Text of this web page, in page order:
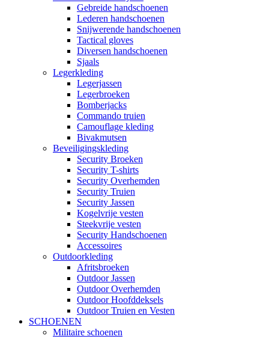
Gebreide handschoenen
Lederen handschoenen
Snijwerende handschoenen
Tactical gloves
Diversen handschoenen
Sjaals
Legerkleding
Legerjassen
Legerbroeken
Bomberjacks
Commando truien
Camouflage kleding
Bivakmutsen
Beveiligingskleding
Security Broeken
Security T-shirts
Security Overhemden
Security Truien
Security Jassen
Kogelvrije vesten
Steekvrije vesten
Security Handschoenen
Accessoires
Outdoorkleding
Afritsbroeken
Outdoor Jassen
Outdoor Overhemden
Outdoor Hoofddeksels
Outdoor Truien en Vesten
SCHOENEN
Militaire schoenen